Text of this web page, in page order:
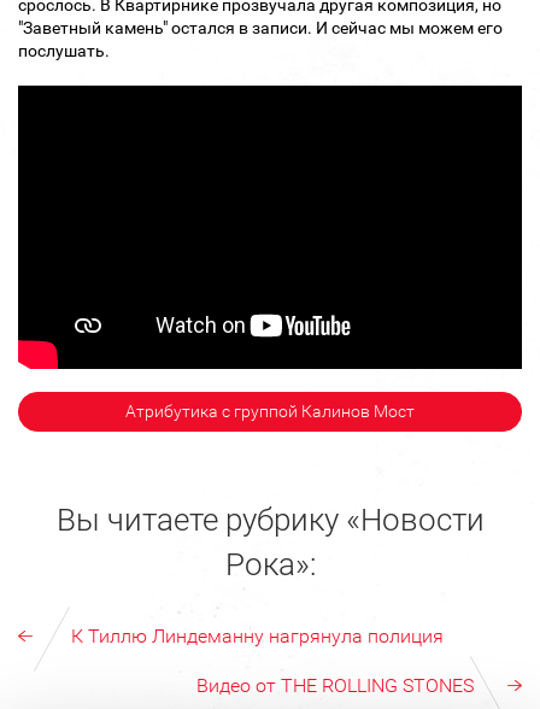
срослось. В Квартирнике прозвучала другая композиция, но
"Заветный камень" остался в записи. И сейчас мы можем его
послушать.
Атрибутика с группой Калинов Мост
Вы читаете рубрику «Новости
Рока»:
К Тиллю Линдеманну нагрянула полиция
Видео от THE ROLLING STONES